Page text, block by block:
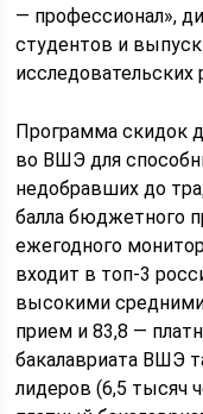
— профессионал»,
студентов и
Программа скидок
во ВШЭ для
недобравших до
балла бюджетного
ежегодного
входит в топ-3
высокими
прием и 83,8 —
бакалавриата ВШЭ
лидеров (6,5 тысяч